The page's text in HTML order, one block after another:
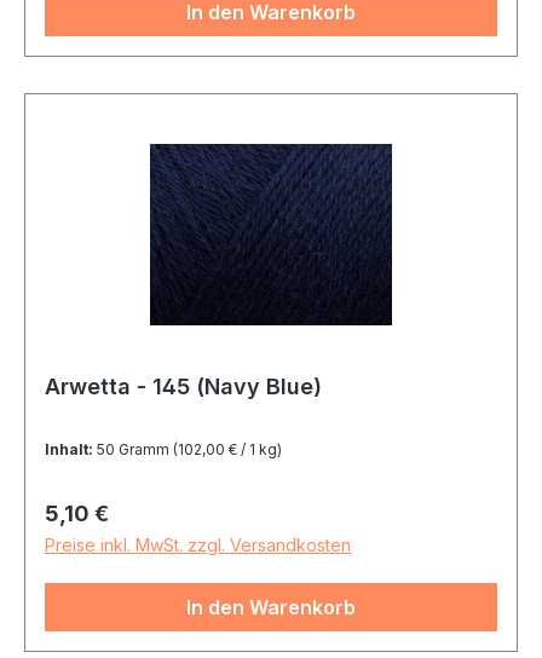
In den Warenkorb
Arwetta - 145 (Navy Blue)
Inhalt: 50 Gramm (102,00 € / 1 kg)
Regulärer Preis:
5,10 €
Preise inkl. MwSt. zzgl. Versandkosten
In den Warenkorb